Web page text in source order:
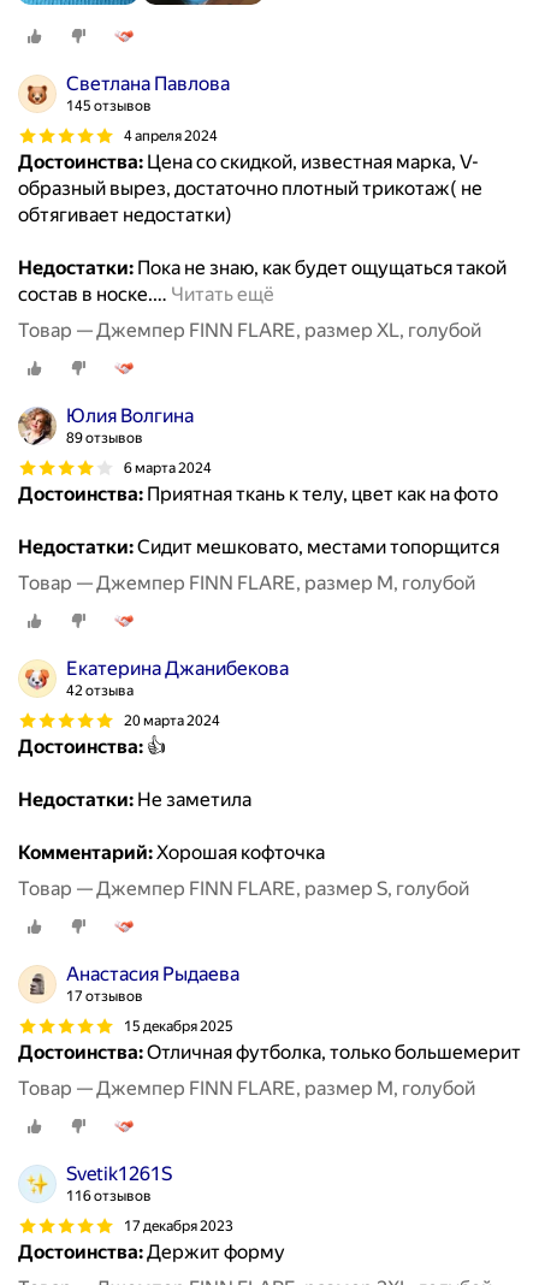
Светлана Павлова
145 отзывов
4 апреля 2024
Достоинства: Цена со скидкой, известная марка, V-
образный вырез, достаточно плотный трикотаж( не
обтягивает недостатки)
Недостатки: Пока не знаю, как будет ощущаться такой
состав в носке.… Читать ещё
Товар — Джемпер FINN FLARE, размер XL, голубой
Юлия Волгина
89 отзывов
6 марта 2024
Достоинства: Приятная ткань к телу, цвет как на фото
Недостатки:Сидит мешковато, местами топорщится
Товар — Джемпер FINN FLARE, размер M, голубой
Екатерина Джанибекова
42 отзыва
20 марта 2024
Достоинства: 👍
Недостатки: Не заметила
Комментарий:Хорошая кофточка
Товар — Джемпер FINN FLARE, размер S, голубой
Анастасия Рыдаева
17 отзывов
15 декабря 2025
Достоинства:Отличная футболка, только большемерит
Товар — Джемпер FINN FLARE, размер M, голубой
Svetik1261S
116 отзывов
17 декабря 2023
Достоинства:Держит форму